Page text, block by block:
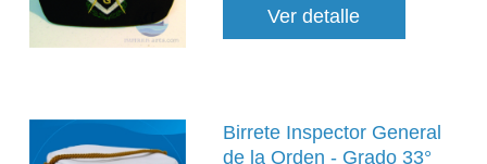
Ver detalle
Birrete Inspector General
de la Orden - Grado 33°